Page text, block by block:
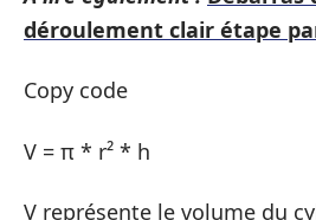
déroulement clair étape
Copy code
V = π * r² * h
V représente le volume du